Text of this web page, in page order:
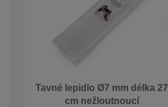
Tavné lepidlo Ø7 mm délka 27
cm nežloutnoucí